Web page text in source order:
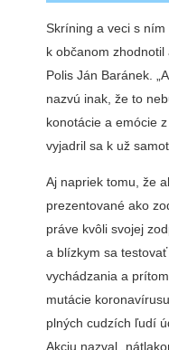
Skríning a veci s
k občanom
Polis Ján Baránek.
nazvú inak, že to
konotácie a emócie
vyjadril sa k už
Aj napriek tomu, že
prezentované ako
práve kvôli svojej
a blízkym sa
vychádzania a
mutácie
plných cudzích ľudí
Akciu nazval